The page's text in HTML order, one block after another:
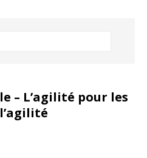
– L’agilité pour les